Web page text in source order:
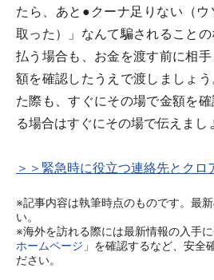
たら、あと●クーナ足りない（ウ
取った）」なんて騙されること
払う場合も、お金を渡す前に相
額を確認したうえで渡しましょ
た際も、すぐにその場で金額を
る場合はすぐにその場で伝えまし
＞＞緊急時に役立つ連絡先とクロ
※記事内容は執筆時点のものです。最
い。
※海外を訪れる際には最新情報の入手
ホームページ 」を確認するなど、安全
ださい。